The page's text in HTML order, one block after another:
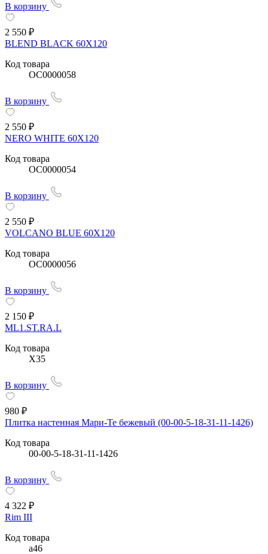
В корзину
2 550 ₽
BLEND BLACK 60Х120
Код товара
OC0000058
В корзину
2 550 ₽
NERO WHITE 60Х120
Код товара
OC0000054
В корзину
2 550 ₽
VOLCANO BLUE 60Х120
Код товара
OC0000056
В корзину
2 150 ₽
ML1.ST.RA.L
Код товара
X35
В корзину
980 ₽
Плитка настенная Мари-Те бежевый (00-00-5-18-31-11-1426)
Код товара
00-00-5-18-31-11-1426
В корзину
4 322 ₽
Rim III
Код товара
a46